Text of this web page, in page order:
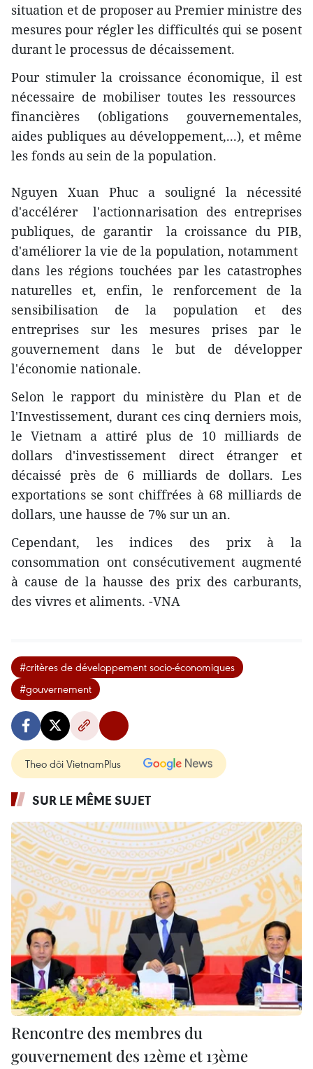
situation et de proposer au Premier ministre des
mesures pour régler les difficultés qui se posent
durant le processus de décaissement.
Pour stimuler la croissance économique​, il est
nécessaire ​de mobiliser toutes les ressources ​
financières (obligations gouvernementales,
aides publiques au développement,...), et même
les fonds au sein de la population.
Nguyen Xuan Phuc a souligné l​a nécessité
d'accélérer l'actionnarisation des entreprises
publiques, ​de garanti​r ​ la croissance du PIB,
d'améliorer la vie de la population, notamment ​
dans les régions touchées par les catastrophes
naturelles et, enfin, le renforcement de la
sensibilisation ​de la population et des
entreprises sur ​les mesures prises par le
gouvernement dans le but de développer
l'économie nationale.
Selon le rapport du ministère du Plan et de
l'Investissement, durant ces cinq derniers mois,
le Vietnam a attiré plus de 10 milliards de
dollars d'investissement direct étranger et
décaissé près de 6 milliards de dollars. Les
exportations se sont chiffrées à 68 milliards de
dollars, une hausse de 7% sur un an.
Cependant, les indices des prix à la
consommation ont consécutivement augmenté
à cause de la hausse des prix des carburants,
des vivres et aliments. -VNA
#critères de développement socio-économiques
#gouvernement
Theo dõi VietnamPlus
SUR LE MÊME SUJET
Rencontre des membres du
gouvernement des 12ème et 13ème